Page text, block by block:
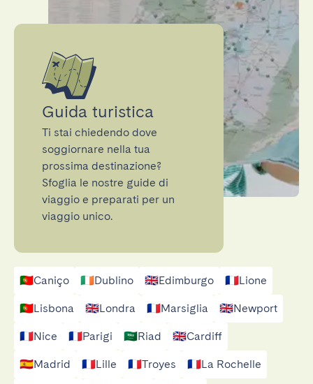
Guida turistica
Ti stai chiedendo dove
soggiornare nella tua
prossima destinazione?
Sfoglia le nostre guide di
viaggio e preparati per un
viaggio unico.
🇵🇹Caniço 🇮🇪Dublino 🇬🇧Edimburgo 🇫🇷Lione
🇵🇹Lisbona 🇬🇧Londra 🇫🇷Marsiglia 🇬🇧Newport
🇫🇷Nice 🇫🇷Parigi 🇸🇦Riad 🇬🇧Cardiff
🇪🇸Madrid 🇫🇷Lille 🇫🇷Troyes 🇫🇷La Rochelle